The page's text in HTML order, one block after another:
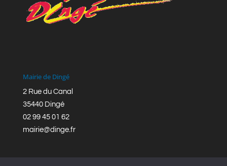
Mairie de Dingé
2 Rue du Canal
35440 Dingé
02 99 45 01 62
mairie@dinge.fr